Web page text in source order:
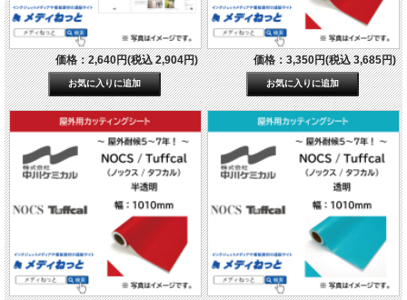
価格：2,640円(税込 2,904円) 価格：3,350円(税込 3,685円)